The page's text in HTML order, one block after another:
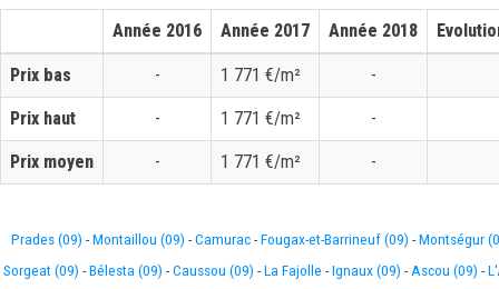
Année 2016 Année 2017 Année 2018
Prix bas - 1 771 €/m² -
Prix haut - 1 771 €/m² -
Prix moyen - 1 771 €/m² -
Prades (09) -Montaillou (09) -Camurac-Fougax-et-Barrineuf (09) -Montségur
Sorgeat (09) -Bélesta (09) -Caussou (09) -La Fajolle -Ignaux (09) - Ascou (09) -